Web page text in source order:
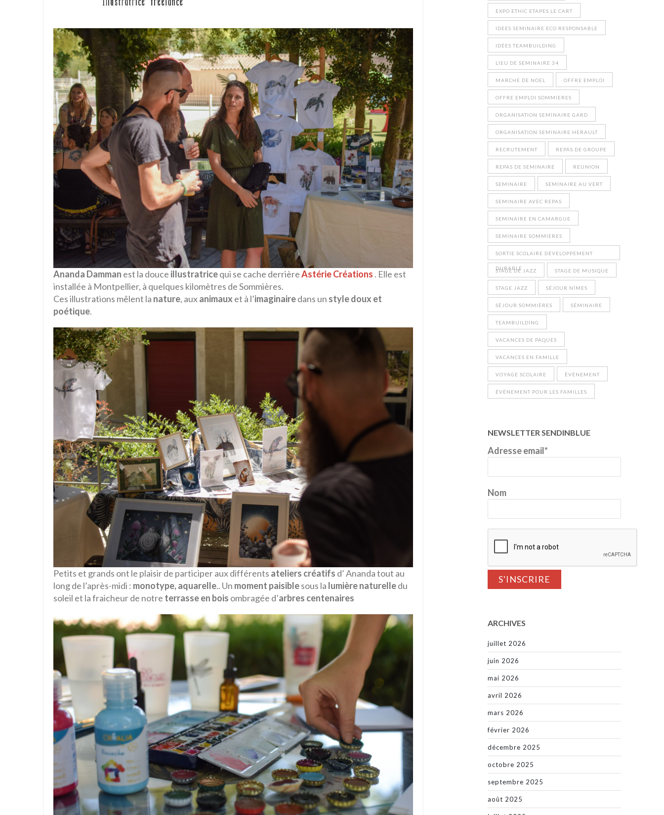
Ananda Damman est la douce illustratricequi se cache derrièreAstérie Créations . Elle est
installée à Montpellier, à quelques kilomètres de Sommières.
Ces illustrations mêlent la nature, auxanimaux et à l’imaginairedans un style doux et
poétique.
Petits et grands ont le plaisir de participer aux différents ateliers créatifs d’ Ananda tout au
long de l’après-midi : monotype, aquarelle.. Un moment paisiblesous la lumière naturelledu
soleil et la fraicheur de notre terrasse en bois ombragée d’arbres centenaires
EXPO ETHIC ETAPES LE CART
IDEES SEMINAIRE ECO RESPONSABLE
IDÉES TEAMBUILDING
LIEU DE SEMINAIRE 34
MARCHE DE NOEL OFFRE EMPLOI
OFFRE EMPLOI SOMMIERES
ORGANISATION SEMINAIRE GARD
ORGANISATION SEMINAIRE HERAULT
RECRUTEMENT REPAS DE GROUPE
REPAS DE SEMINAIRE REUNION
SEMINAIRE SEMINAIRE AU VERT
SEMINAIRE AVEC REPAS
SEMINAIRE EN CAMARGUE
SEMINAIRE SOMMIERES
SORTIE SCOLAIRE DÉVELOPPEMENT
DURABLE
STAGE DE JAZZ STAGE DE MUSIQUE
STAGE JAZZ SÉJOUR NÎMES
SÉJOUR SOMMIÈRES SÉMINAIRE
TEAMBUILDING
VACANCES DE PAQUES
VACANCES EN FAMILLE
VOYAGE SCOLAIRE ÉVÉNEMENT
ÉVÉNEMENT POUR LES FAMILLES
NEWSLETTER SENDINBLUE
Adresse email*
Nom
ARCHIVES
juillet 2026
juin 2026
mai 2026
avril 2026
mars 2026
février 2026
décembre 2025
octobre 2025
septembre 2025
août 2025